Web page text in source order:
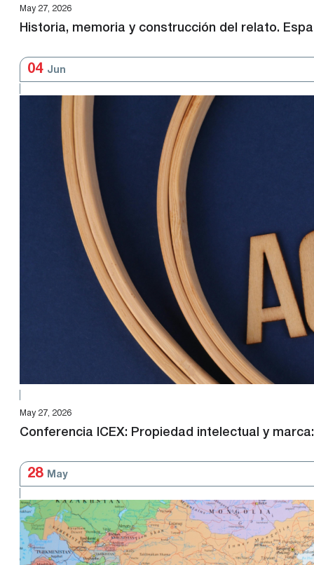
May 27, 2026
Historia, memoria y construcción del relato.
04 Jun
May 27, 2026
Conferencia ICEX: Propiedad intelectual y
28 May